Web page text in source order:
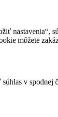
nastavenia“,
môžete
v spodnej